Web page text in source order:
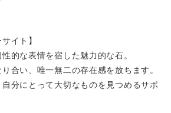
イト】
的な表情を宿した魅力的な石。
合い、唯一無二の存在感を放ちます。
分にとって大切なものを見つめるサポ